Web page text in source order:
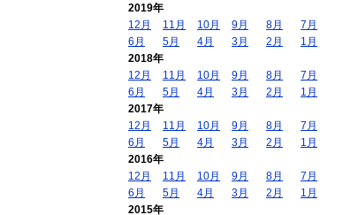
2019年
12月
11月 10月 9月 8月
7月
6月
5月 4月 3月 2月
1月
2018年
12月
11月 10月 9月 8月
7月
6月
5月 4月 3月 2月
1月
2017年
12月
11月 10月 9月 8月
7月
6月
5月 4月 3月 2月
1月
2016年
12月
11月 10月 9月 8月
7月
6月
5月 4月 3月 2月
1月
2015年